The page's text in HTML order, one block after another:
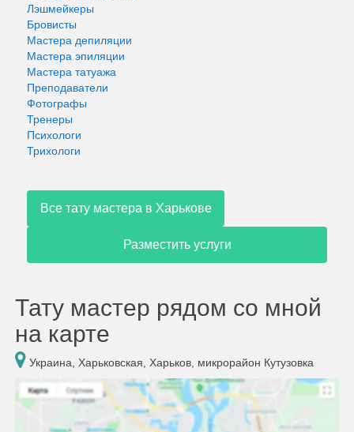
Лэшмейкеры
Бровисты
Мастера депиляции
Мастера эпиляции
Мастера татуажа
Преподаватели
Фотографы
Тренеры
Психологи
Трихологи
Все тату мастера в Харькове
Разместить услуги
Тату мастер рядом со мной
на карте
Украина, Харьковская, Харьков, микрорайон Кутузовка